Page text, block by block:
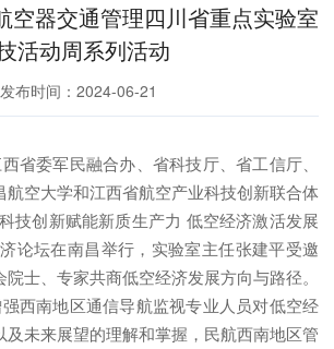
空器交通管理四川省重点实验室
活动周系列活动
发布时间：2024-06-21
省委军民融合办、省科技厅、省工信厅、
航空大学和江西省航空产业科技创新联合体
技创新赋能新质生产力 低空经济激活发展
论坛在南昌举行，实验室主任张建平受邀
士、专家共商低空经济发展方向与路径。
西南地区通信导航监视专业人员对低空经
及未来展望的理解和掌握，民航西南地区管